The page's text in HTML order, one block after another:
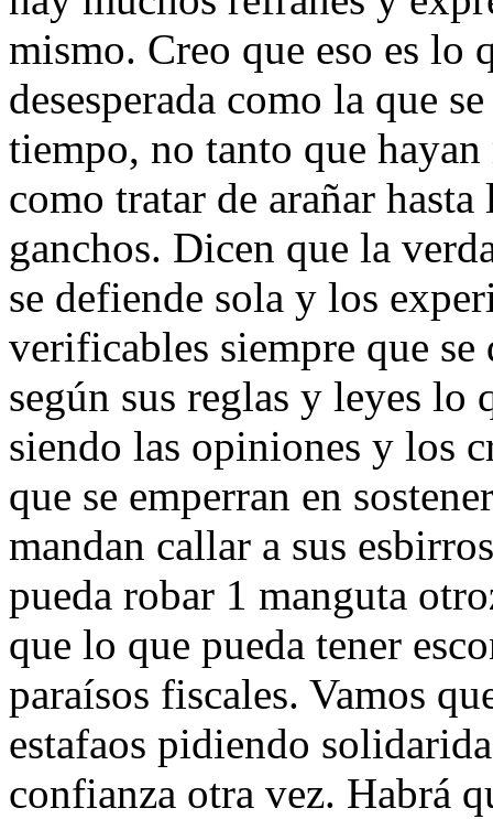
mismo. Creo que eso es lo
desesperada como la que
tiempo, no tanto que
como tratar de arañar
ganchos. Dicen que la
se defiende sola y los
verificables siempre que se
según sus reglas y leyes lo
siendo las opiniones y los
que se emperran en
mandan callar a sus
pueda robar 1 manguta
que lo que pueda tener
paraísos fiscales. Vamos
estafaos pidiendo
confianza otra vez. Habrá